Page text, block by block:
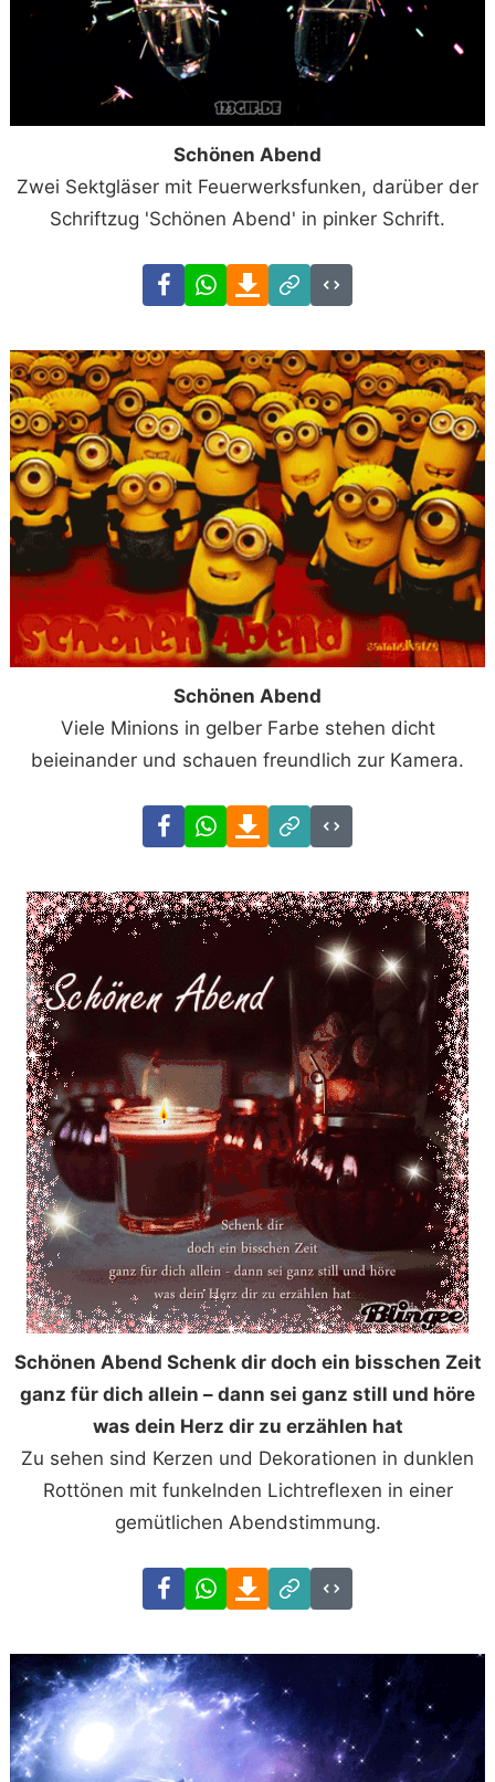
Schönen Abend
Zwei Sektgläser mit Feuerwerksfunken, darüber der
Schriftzug 'Schönen Abend' in pinker Schrift.
FacebookWhatsAppDownload
Link
Code
Schönen Abend
Viele Minions in gelber Farbe stehen dicht
beieinander und schauen freundlich zur Kamera.
FacebookWhatsAppDownload
Link
Code
Schönen Abend Schenk dir doch ein bisschen Zeit
ganz für dich allein – dann sei ganz still und höre
was dein Herz dir zu erzählen hat
Zu sehen sind Kerzen und Dekorationen in dunklen
Rottönen mit funkelnden Lichtreflexen in einer
gemütlichen Abendstimmung.
FacebookWhatsAppDownload
Link
Code